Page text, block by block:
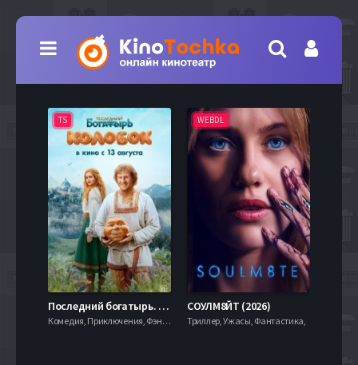
TS
Последний богатырь. Колобок (2026)
Комедия, Приключения, Фэнтези,
WEBDL
СОУЛМ8ЙТ (2026)
Триллер, Ужасы, Фантастика,